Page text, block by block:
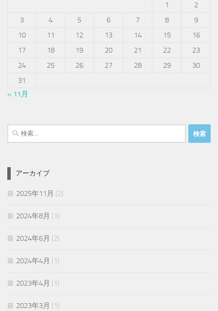
1
2
3
4 5 6 7 8
9
10
11 12 13 14 15
16
17
18 19 20 21 22
23
24
25 26 27 28 29
30
31
« 11月
検
索:
アーカイブ
2025年11月 (2)
2024年8月 (1)
2024年6月 (2)
2024年4月 (1)
2023年4月 (1)
2023年3月 (1)